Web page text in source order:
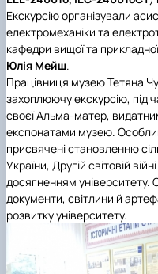
Екскурсію організували
електромеханіки та
кафедри вищої та
Юлія Мейш.
Працівниця музею Тетяна
захоплюючу екскурсію, під
своєї Альма-матер,
експонатами музею.
присвячені становленню
України, Другій світовій
досягненням університету.
документи, світлини й
розвитку університету.